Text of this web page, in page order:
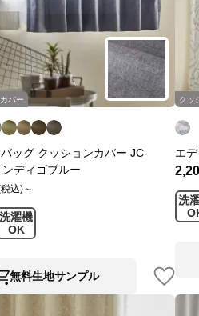
バー
ッグ クッションカバー JC-
ディゴブルー
込)～
洗濯機
OK
無料生地サンプル
クッ
エ
洗